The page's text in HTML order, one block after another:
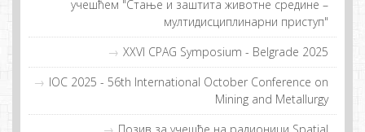
учешћем "Стање и заштита животне средине –
мултидисциплинарни приступ"
XXVI CPAG Symposium - Belgrade 2025
IOC 2025 - 56th International October Conference on
Mining and Metallurgy
Пoзив зa учeшћe нa рaдиoници Spatial